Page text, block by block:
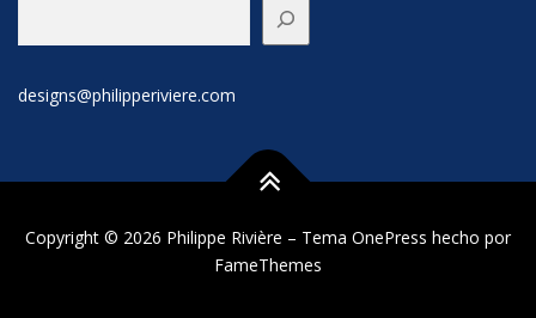
designs@philipperiviere.com
Copyright © 2026 Philippe Rivière – Tema OnePress hecho por
FameThemes